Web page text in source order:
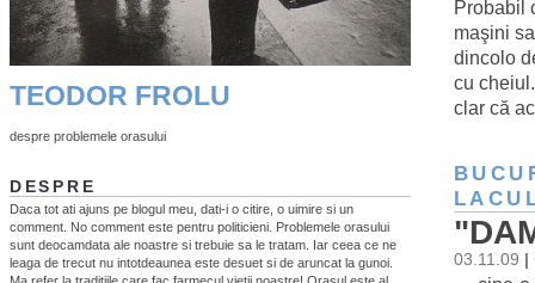
Probabil
maşini
dincolo
cu
clar că
03.11.09
TEODOR FROLU
despre problemele orasului
DESPRE
Daca tot ati ajuns pe blogul meu, dati-i o citire, o uimire si un
comment. No comment este pentru politicieni. Problemele orasului
sunt deocamdata ale noastre si trebuie sa le tratam. Iar ceea ce ne
leaga de trecut nu intotdeaunea este desuet si de aruncat la gunoi.